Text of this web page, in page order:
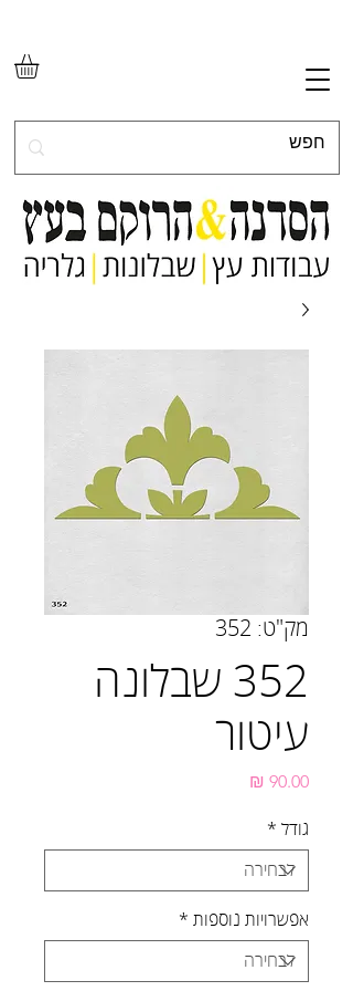
מק"ט: 352
352 שבלונה
עיטור
גודל *
אפשרויות נוספות *